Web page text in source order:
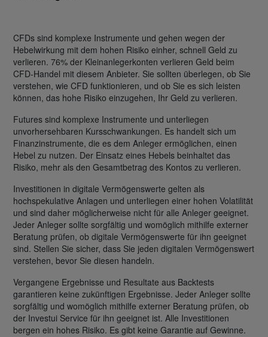
CFDs sind komplexe Instrumente und gehen wegen der
Hebelwirkung mit dem hohen Risiko einher, schnell Geld zu
verlieren. 76% der Kleinanlegerkonten verlieren Geld beim
CFD-Handel mit diesem Anbieter. Sie sollten überlegen, ob Sie
verstehen, wie CFD funktionieren, und ob Sie es sich leisten
können, das hohe Risiko einzugehen, Ihr Geld zu verlieren.
Futures sind komplexe Instrumente und unterliegen
unvorhersehbaren Kursschwankungen. Es handelt sich um
Finanzinstrumente, die es dem Anleger ermöglichen, einen
Hebel zu nutzen. Der Einsatz eines Hebels beinhaltet das
Risiko, mehr als den Gesamtbetrag des Kontos zu verlieren.
Investitionen in digitale Vermögenswerte gelten als
hochspekulative Anlagen und unterliegen einer hohen Volatilität
und sind daher möglicherweise nicht für alle Anleger geeignet.
Jeder Anleger sollte sorgfältig und womöglich mithilfe externer
Beratung prüfen, ob digitale Vermögenswerte für ihn geeignet
sind. Stellen Sie sicher, dass Sie jeden digitalen Vermögenswert
verstehen, bevor Sie diesen handeln.
Vergangene Ergebnisse und Resultate aus Backtests
garantieren keine zukünftigen Ergebnisse. Jeder Anleger sollte
sorgfältig und womöglich mithilfe externer Beratung prüfen, ob
der Investui Service für ihn geeignet ist. Alle Investitionen
bergen ein hohes Risiko. Es gibt keine Garantie auf Gewinne.